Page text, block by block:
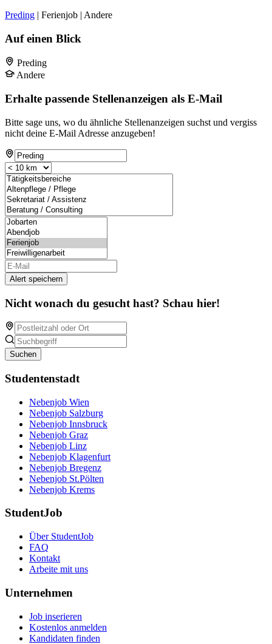
Preding | Ferienjob | Andere
Auf einen Blick
Preding
Andere
Erhalte passende Stellenanzeigen als E-Mail
Bitte sage uns, wo du ähnliche Stellenanzeigen suchst und vergiss
nicht deine E-Mail Adresse anzugeben!
Alert speichern
Nicht wonach du gesucht hast? Schau hier!
Suchen
Studentenstadt
Nebenjob Wien
Nebenjob Salzburg
Nebenjob Innsbruck
Nebenjob Graz
Nebenjob Linz
Nebenjob Klagenfurt
Nebenjob Bregenz
Nebenjob St.Pölten
Nebenjob Krems
StudentJob
Über StudentJob
FAQ
Kontakt
Arbeite mit uns
Unternehmen
Job inserieren
Kostenlos anmelden
Kandidaten finden